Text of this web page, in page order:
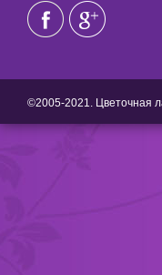
©2005-2021. Цветочная